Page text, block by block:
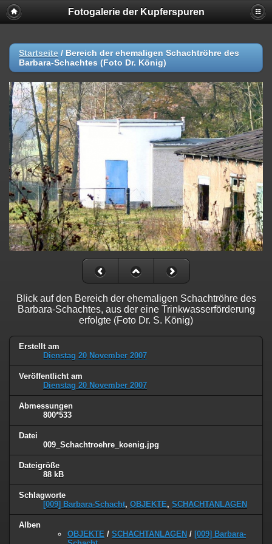
Fotogalerie der Kupferspuren
Startseite / Bereich der ehemaligen Schachtröhre des
Barbara-Schachtes (Foto Dr. König)
Blick auf den Bereich der ehemaligen Schachtröhre des
Barbara-Schachtes, aus der eine Trinkwasserförderung
erfolgte (Foto Dr. S. König)
Erstellt am
Dienstag 20 November 2007
Veröffentlicht am
Dienstag 20 November 2007
Abmessungen
800*533
Datei
009_Schachtroehre_koenig.jpg
Dateigröße
88 kB
Schlagworte
[009] Barbara-Schacht, OBJEKTE, SCHACHTANLAGEN
Alben
OBJEKTE / SCHACHTANLAGEN / [009] Barbara-